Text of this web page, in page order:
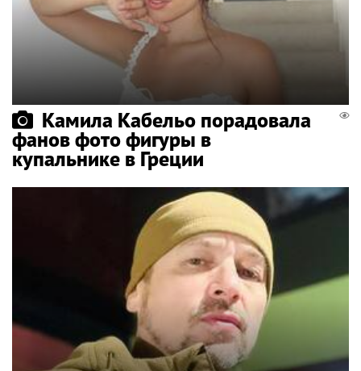
Камила Кабельо порадовала
фанов фото фигуры в
купальнике в Греции